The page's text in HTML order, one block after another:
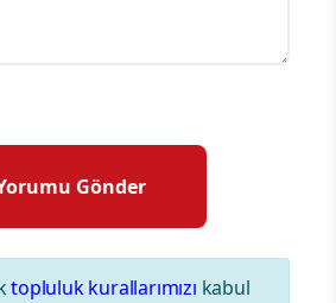
topluluk kurallarımızı kabul